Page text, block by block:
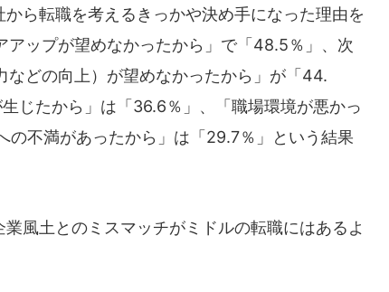
ら転職を考えるきっかや決め手になった理由を
アップが望めなかったから」で「48.5％」、次
などの向上）が望めなかったから」が「44.
じたから」は「36.6％」、「職場環境が悪かっ
不満があったから」は「29.7％」という結果
風土とのミスマッチがミドルの転職にはあるよ